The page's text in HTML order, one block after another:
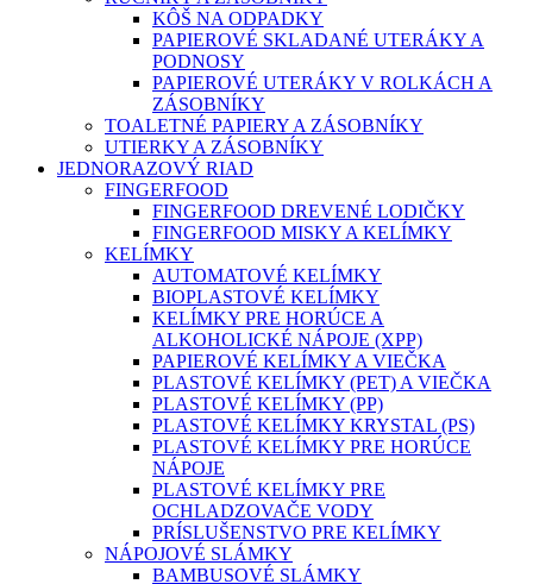
KÔŠ NA ODPADKY
PAPIEROVÉ SKLADANÉ UTERÁKY A
PODNOSY
PAPIEROVÉ UTERÁKY V ROLKÁCH A
ZÁSOBNÍKY
TOALETNÉ PAPIERY A ZÁSOBNÍKY
UTIERKY A ZÁSOBNÍKY
JEDNORAZOVÝ RIAD
FINGERFOOD
FINGERFOOD DREVENÉ LODIČKY
FINGERFOOD MISKY A KELÍMKY
KELÍMKY
AUTOMATOVÉ KELÍMKY
BIOPLASTOVÉ KELÍMKY
KELÍMKY PRE HORÚCE A
ALKOHOLICKÉ NÁPOJE (XPP)
PAPIEROVÉ KELÍMKY A VIEČKA
PLASTOVÉ KELÍMKY (PET) A VIEČKA
PLASTOVÉ KELÍMKY (PP)
PLASTOVÉ KELÍMKY KRYSTAL (PS)
PLASTOVÉ KELÍMKY PRE HORÚCE
NÁPOJE
PLASTOVÉ KELÍMKY PRE
OCHLADZOVAČE VODY
PRÍSLUŠENSTVO PRE KELÍMKY
NÁPOJOVÉ SLÁMKY
BAMBUSOVÉ SLÁMKY